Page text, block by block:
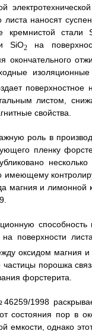
листа наносят
стали
SiO2 на
изоляционные
листом,
свойства.
роль в
пленку
несколько
имеющему
магния и лимонной
поверхности
оксидом магния
частицы порошка
форстерита.
1998
состояния пор в
емкости, однако